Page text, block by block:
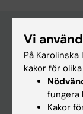
Huvudmeny
Utbildning
Vi
På
kakor för
fungera
Kakor